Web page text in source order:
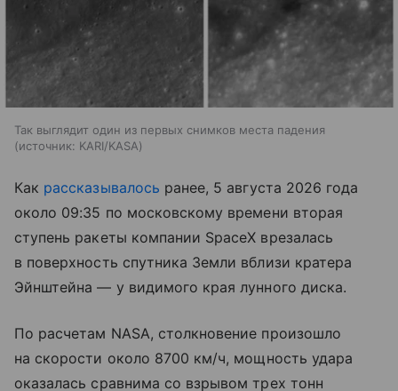
Так выглядит один из первых снимков места падения
источник: KARI/KASA
Как рассказывалось ранее, 5 августа 2026 года
около 09:35 по московскому времени вторая
ступень ракеты компании SpaceX врезалась
в поверхность спутника Земли вблизи кратера
Эйнштейна — у видимого края лунного диска.
По расчетам NASA, столкновение произошло
на скорости около 8700 км/ч, мощность удара
оказалась сравнима со взрывом трех тонн